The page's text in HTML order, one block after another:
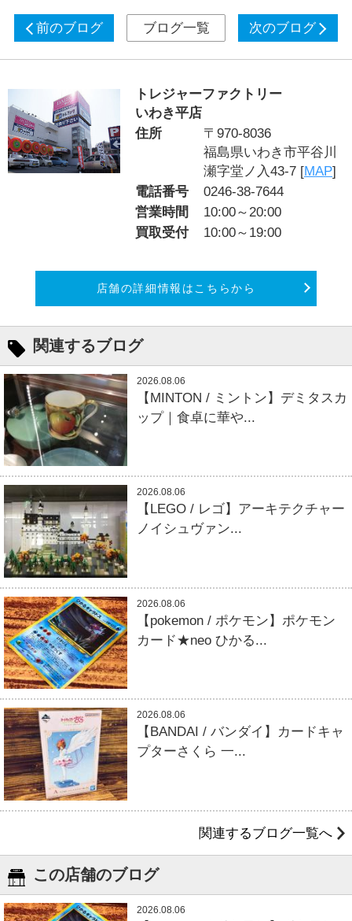
前のブログ ブログ一覧 次のブログ
トレジャーファクトリー
いわき平店
住所
〒970-8036
福島県いわき市平谷川
瀬字堂ノ入43-7 [MAP]
電話番号
0246-38-7644
営業時間
10:00～20:00
買取受付
10:00～19:00
店舗の詳細情報はこちらから
関連するブログ
2026.08.06
【MINTON / ミントン】デミタスカ
ップ｜食卓に華や...
2026.08.06
【LEGO / レゴ】アーキテクチャー
ノイシュヴァン...
2026.08.06
【pokemon / ポケモン】ポケモン
カード★neo ひかる...
2026.08.06
【BANDAI / バンダイ】カードキャ
プターさくら 一...
関連するブログ一覧へ
この店舗のブログ
2026.08.06